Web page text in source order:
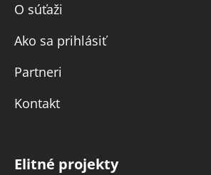
O súťaži
Ako sa prihlásiť
Partneri
Kontakt
Elitné projekty